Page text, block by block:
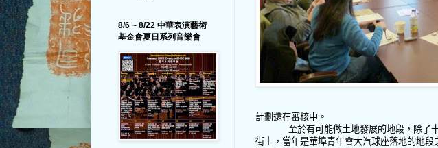
計劃還在審核中。
至於有可能做土地發展的地段，除了
街上，當年是華埠青年會大汽球座落地的地段
8/6 ~ 8/22 中華表演藝術
基金會夏日系列音樂會